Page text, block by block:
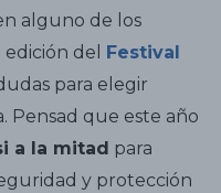
alguno de los
del Festival
para elegir
Pensad que este año
a la mitad para
y protección